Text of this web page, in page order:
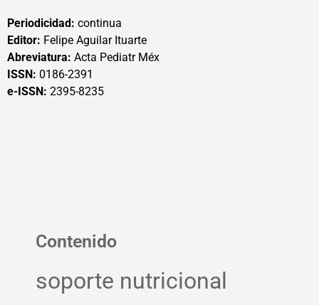
Periodicidad: continua
Editor: Felipe Aguilar Ituarte
Abreviatura: Acta Pediatr Méx
ISSN: 0186-2391
e-ISSN: 2395-8235
Contenido
soporte nutricional